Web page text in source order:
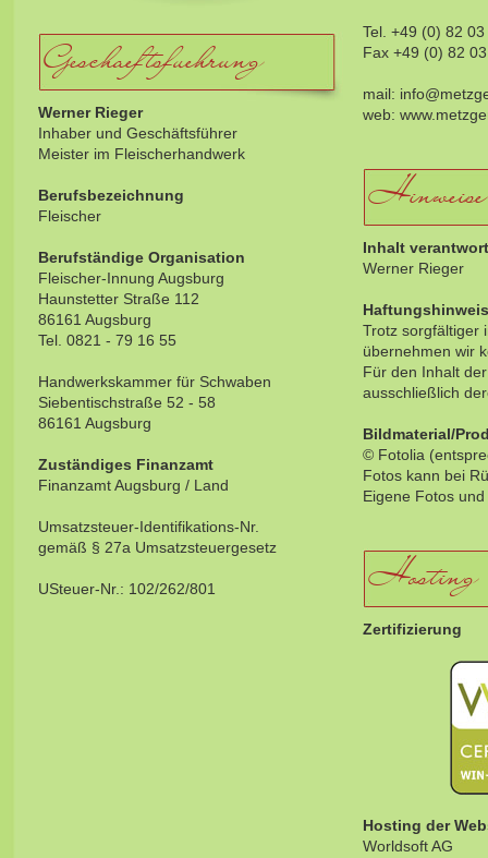
Geschaeftsfuehrung
Werner Rieger
Inhaber und Geschäftsführer
Meister im Fleischerhandwerk
Berufsbezeichnung
Fleischer
Berufständige Organisation
Fleischer-Innung Augsburg
Haunstetter Straße 112
86161 Augsburg
Tel. 0821 - 79 16 55
Handwerkskammer für Schwaben
Siebentischstraße 52 - 58
86161 Augsburg
Zuständiges Finanzamt
Finanzamt Augsburg / Land
Umsatzsteuer-Identifikations-Nr.
gemäß § 27a Umsatzsteuergesetz
USteuer-Nr.: 102/262/801
Tel. +49 (0) 82
Fax +49 (0) 82
mail:
web:
Hinweise
Inhalt
Werner Rieger
Trotz sorgfältiger
übernehmen wir
Für den Inhalt
ausschließlich
Bildmaterial/
© Fotolia
Fotos kann bei
Eigene Fotos und
Hosting
Zertifizierung
Hosting der
Worldsoft AG